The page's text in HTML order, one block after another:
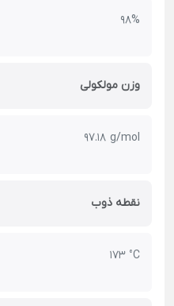
98%
وزن مولکولی
97.18 g/mol
نقطه ذوب
173 °C